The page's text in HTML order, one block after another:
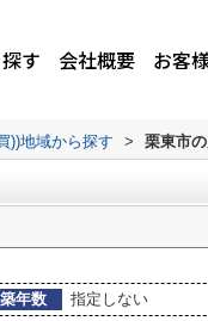
す 会社概要 お客
))地域から探す > 栗東市
築年数
指定しない